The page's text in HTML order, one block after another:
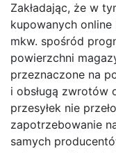
Zakładając, że w
kupowanych online
mkw. spośród
powierzchni
przeznaczone na
i obsługą zwrotów
przesyłek nie
zapotrzebowanie
samych